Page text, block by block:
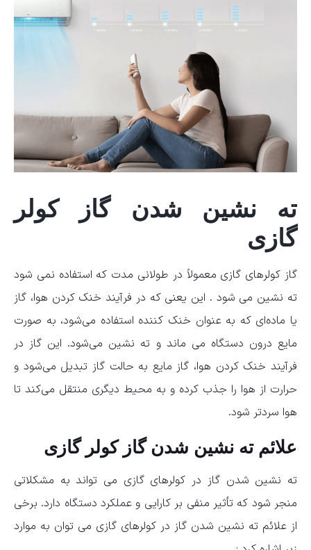
ته نشین شدن گاز کولر
گازی
گاز کولرهای گازی معمولاً در طولانی مدت که استفاده نمی شود
ته نشین می شود . این یعنی که در فرآیند خنک ‌کردن هوا، گاز
یا ماده‌ای که به عنوان خنک ‌کننده استفاده می‌شود، به صورت
مایع درون دستگاه می ماند و ته ‌نشین می‌شود. این گاز در
فرآیند خنک ‌کردن هوا، گاز مایع به حالت گاز تبدیل می‌شود و
حرارت از هوا را جذب کرده و به محیط دیگری منتقل می‌کند تا
هوا سردتر شود.
علائم ته نشین شدن گاز کولر گازی
ته نشین شدن گاز در کولرهای گازی می ‌تواند به مشکلاتی
منجر شود که تأثیر منفی بر کارایی و عملکرد دستگاه دارد. برخی
از علائم ته نشین شدن گاز در کولرهای گازی می توان به موارد